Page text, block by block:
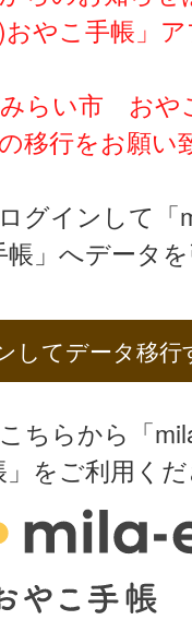
やこ手帳」
らい市 おや
移行をお願い
グインして「
」へデータ
してデータ移行
ちらから「
をご利用くだ